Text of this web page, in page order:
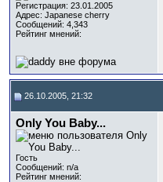
Регистрация: 23.01.2005
Адрес: Japanese cherry
Сообщений: 4,343
Рейтинг мнений:
26.10.2005, 21:32
Only You Baby...
Гость
Сообщений: n/a
Рейтинг мнений: